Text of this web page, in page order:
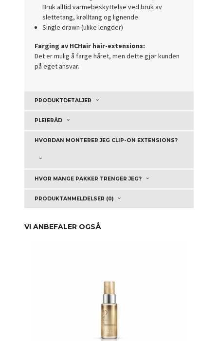
Bruk alltid varmebeskyttelse ved bruk av
slettetang, krølltang og lignende.
Single drawn (ulike lengder)
Farging av HCHair hair-extensions:
Det er mulig å farge håret, men dette gjør kunden
på eget ansvar.
PRODUKTDETALJER
PLEIERÅD
HVORDAN MONTERER JEG CLIP-ON EXTENSIONS?
HVOR MANGE PAKKER TRENGER JEG?
PRODUKTANMELDELSER (0)
VI ANBEFALER OGSÅ